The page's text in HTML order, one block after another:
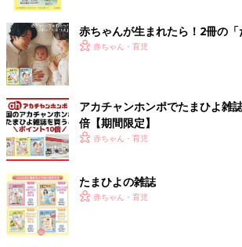
かったけれど行く度に品切れで、ようやくゲ
う。買ってきたバターを簡単にカットして保
ノ。一切れが調理時に使いやすい約5gずつな
ね。
大容量なのがうれしい！たてよこ置
ュ冷水筒
赤ちゃんが生まれたら！2冊の「
赤ちゃん・育児
アカチャンホンポでたまひよ雑
倍【期間限定】
赤ちゃん・育児
たまひよの雑誌
赤ちゃん・育児